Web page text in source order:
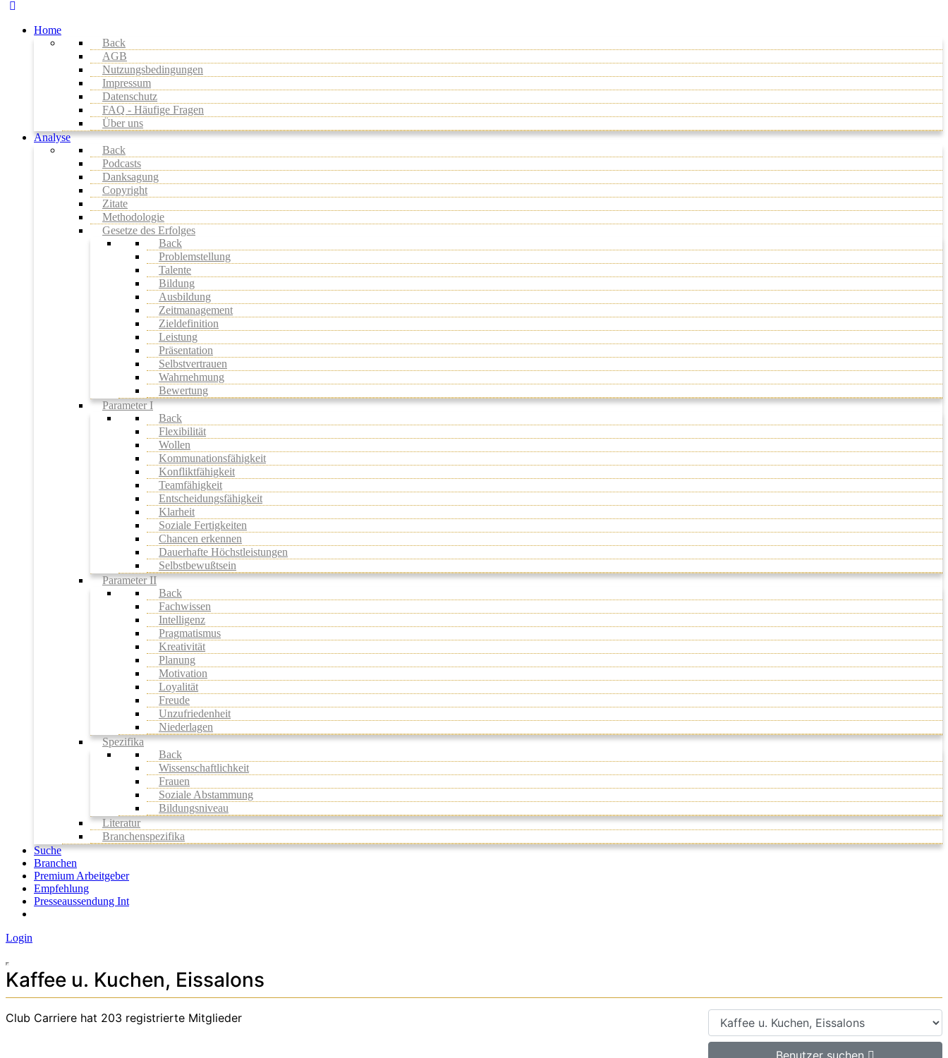
Home
Back
AGB
Nutzungsbedingungen
Impressum
Datenschutz
FAQ - Häufige Fragen
Über uns
Analyse
Back
Podcasts
Danksagung
Copyright
Zitate
Methodologie
Gesetze des Erfolges
Back
Problemstellung
Talente
Bildung
Ausbildung
Zeitmanagement
Zieldefinition
Leistung
Präsentation
Selbstvertrauen
Wahrnehmung
Bewertung
Parameter I
Back
Flexibilität
Wollen
Kommunationsfähigkeit
Konfliktfähigkeit
Teamfähigkeit
Entscheidungsfähigkeit
Klarheit
Soziale Fertigkeiten
Chancen erkennen
Dauerhafte Höchstleistungen
Selbstbewußtsein
Parameter II
Back
Fachwissen
Intelligenz
Pragmatismus
Kreativität
Planung
Motivation
Loyalität
Freude
Unzufriedenheit
Niederlagen
Spezifika
Back
Wissenschaftlichkeit
Frauen
Soziale Abstammung
Bildungsniveau
Literatur
Branchenspezifika
Suche
Branchen
Premium Arbeitgeber
Empfehlung
Presseaussendung Int
Login
Kaffee u. Kuchen, Eissalons
Club Carriere hat 203 registrierte Mitglieder
Benutzer suchen